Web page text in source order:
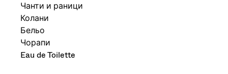
Чанти и раници
Колани
Бельо
Чорапи
Eau de Toilette